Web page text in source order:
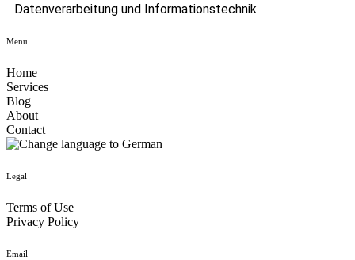
Datenverarbeitung und Informationstechnik
Menu
Home
Services
Blog
About
Contact
Legal
Terms of Use
Privacy Policy
Email